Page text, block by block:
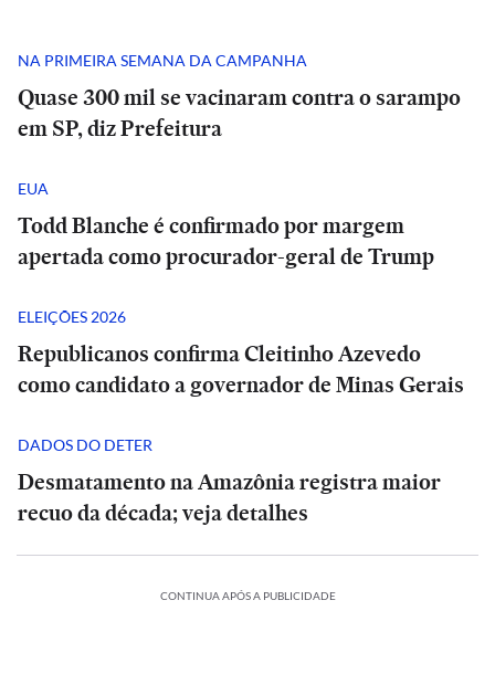
NA PRIMEIRA SEMANA DA CAMPANHA
Quase 300 mil se vacinaram contra o sarampo
em SP, diz Prefeitura
EUA
Todd Blanche é confirmado por margem
apertada como procurador-geral de Trump
ELEIÇÕES 2026
Republicanos confirma Cleitinho Azevedo
como candidato a governador de Minas Gerais
DADOS DO DETER
Desmatamento na Amazônia registra maior
recuo da década; veja detalhes
CONTINUA APÓS A PUBLICIDADE